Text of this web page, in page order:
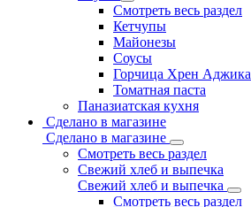
Смотреть весь раздел
Кетчупы
Майонезы
Соусы
Горчица Хрен Аджика
Томатная паста
Паназиатская кухня
Сделано в магазине
Сделано в магазине
Смотреть весь раздел
Свежий хлеб и выпечка
Свежий хлеб и выпечка
Смотреть весь раздел